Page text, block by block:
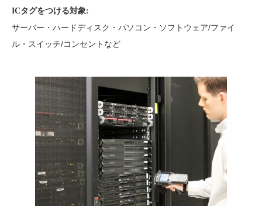
ICタグをつける対象:
サーバー・ハードディスク・パソコン・ソフトウェア/ファイ
ル・スイッチ/コンセントなど